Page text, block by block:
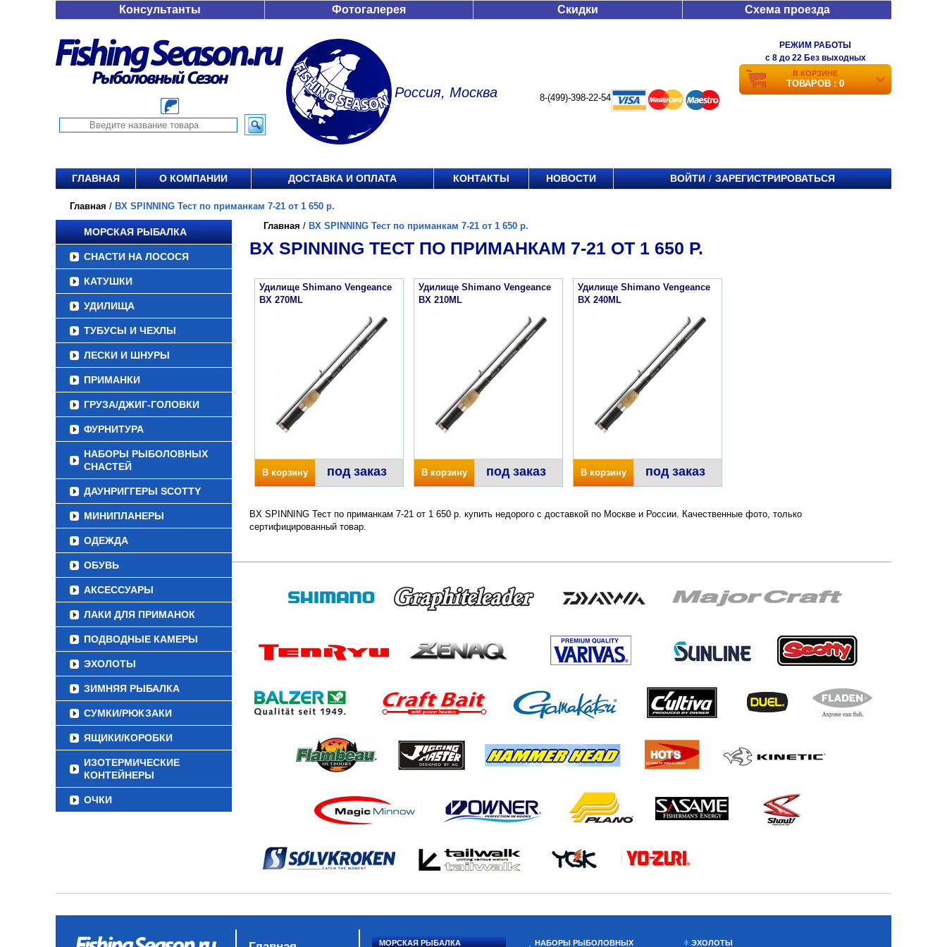
Консультанты Фотогалерея Скидки Схема проезда
Россия, Москва 8-(499)-398-22-54
РЕЖИМ РАБОТЫ
c 8 до 22 Без выходных
В КОРЗИНЕ
ТОВАРОВ : 0
ГЛАВНАЯ О КОМПАНИИ ДОСТАВКА И ОПЛАТА КОНТАКТЫ НОВОСТИ ВОЙТИ / ЗАРЕГИСТРИРОВАТЬСЯ
Главная / BX SPINNING Тест по приманкам 7-21 от 1 650 р.
МОРСКАЯ РЫБАЛКА
СНАСТИ НА ЛОСОСЯ
КАТУШКИ
УДИЛИЩА
ТУБУСЫ И ЧЕХЛЫ
ЛЕСКИ И ШНУРЫ
ПРИМАНКИ
ГРУЗА/ДЖИГ-ГОЛОВКИ
ФУРНИТУРА
НАБОРЫ РЫБОЛОВНЫХ
СНАСТЕЙ
ДАУНРИГГЕРЫ SCOTTY
МИНИПЛАНЕРЫ
ОДЕЖДА
ОБУВЬ
АКСЕССУАРЫ
ЛАКИ ДЛЯ ПРИМАНОК
ПОДВОДНЫЕ КАМЕРЫ
ЭХОЛОТЫ
ЗИМНЯЯ РЫБАЛКА
СУМКИ/РЮКЗАКИ
ЯЩИКИ/КОРОБКИ
ИЗОТЕРМИЧЕСКИЕ
КОНТЕЙНЕРЫ
ОЧКИ
Главная / BX SPINNING Тест по приманкам 7-21 от 1 650 р.
BX SPINNING ТЕСТ ПО ПРИМАНКАМ 7-21 ОТ 1 650 Р.
Удилище Shimano Vengeance
BX 270ML
В корзину под заказ
Удилище Shimano Vengeance
BX 210ML
В корзину под заказ
Удилище Shimano Vengeance
BX 240ML
В корзину под заказ
BX SPINNING Тест по приманкам 7-21 от 1 650 р. купить недорого с доставкой по Москве и России. Качественные фото, только
сертифицированный товар.
МОРСКАЯ РЫБАЛКА НАБОРЫ РЫБОЛОВНЫХ ЭХОЛОТЫ